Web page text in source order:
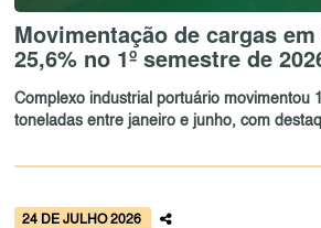
Movimentação de cargas
25,6% no 1º semestre de
Complexo industrial portuário movimentou
toneladas entre janeiro e junho, com
24 DE JULHO 2026